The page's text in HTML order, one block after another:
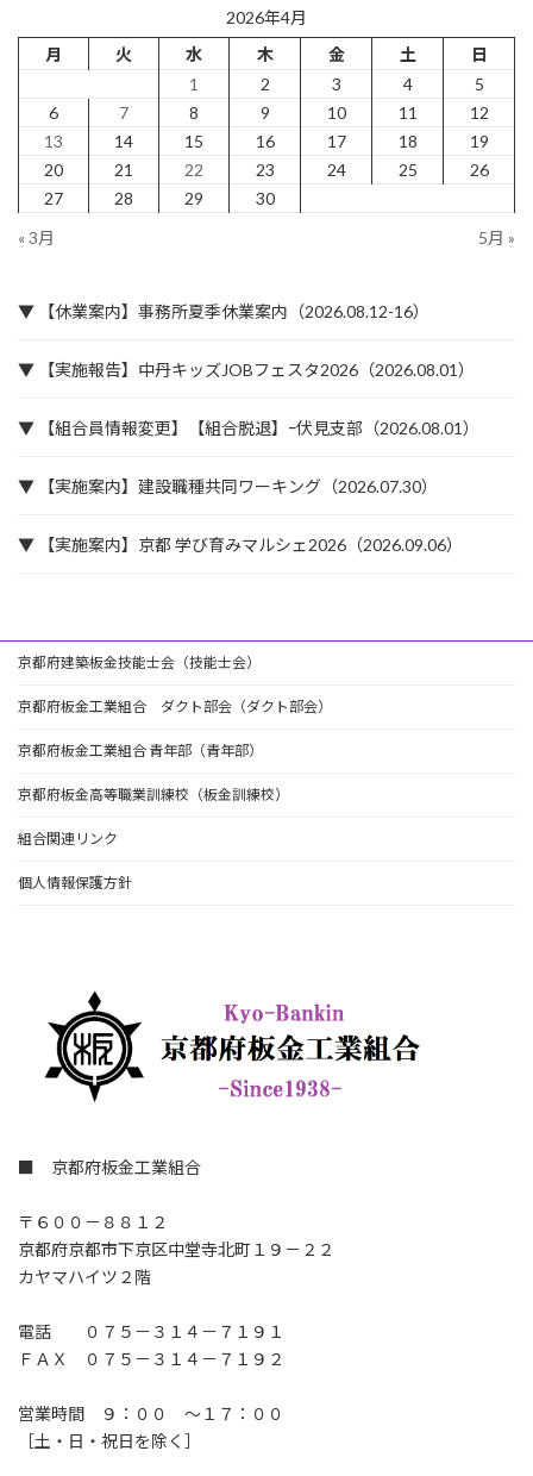
2026年4月
月
火 水 木 金 土
日
1
2 3 4
5
6
7 8 9 10 11
12
13
14 15 16 17 18
19
20
21 22 23 24 25
26
27
28 29
30
« 3月
5月 »
▼ 【休業案内】事務所夏季休業案内（2026.08.12-16）
▼ 【実施報告】中丹キッズJOBフェスタ2026（2026.08.01）
▼ 【組合員情報変更】【組合脱退】ｰ伏見支部（2026.08.01）
▼ 【実施案内】建設職種共同ワーキング（2026.07.30）
▼ 【実施案内】京都 学び育みマルシェ2026（2026.09.06）
京都府建築板金技能士会（技能士会）
京都府板金工業組合 ダクト部会（ダクト部会）
京都府板金工業組合 青年部（青年部）
京都府板金高等職業訓練校（板金訓練校）
組合関連リンク
個人情報保護方針
■ 京都府板金工業組合
〒６００－８８１２
京都府京都市下京区中堂寺北町１９－２２
カヤマハイツ２階
電話 ０７５－３１４－７１９１
ＦＡＸ ０７５－３１４－７１９２
営業時間 ９：００ ～１７：００
［土・日・祝日を除く］